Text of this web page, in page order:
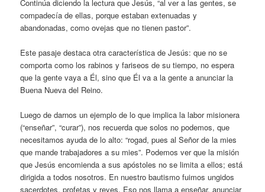
Continúa diciendo la lectura que Jesús, “al ver a las gentes, se
compadecía de ellas, porque estaban extenuadas y
abandonadas, como ovejas que no tienen pastor”.
Este pasaje destaca otra característica de Jesús: que no se
comporta como los rabinos y fariseos de su tiempo, no espera
que la gente vaya a Él, sino que Él va a la gente a anunciar la
Buena Nueva del Reino.
Luego de darnos un ejemplo de lo que implica la labor misionera
(“enseñar”, “curar”), nos recuerda que solos no podemos, que
necesitamos ayuda de lo alto: “rogad, pues al Señor de la mies
que mande trabajadores a su mies”. Podemos ver que la misión
que Jesús encomienda a sus apóstoles no se limita a ellos; está
dirigida a todos nosotros. En nuestro bautismo fuimos ungidos
sacerdotes, profetas y reyes. Eso nos llama a enseñar, anunciar